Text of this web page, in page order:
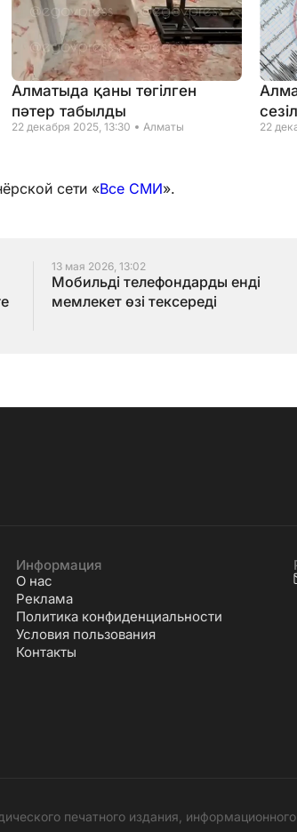
Алматыда қаны төгілген
пәтер табылды
22 декабря 2025, 13:30 Алматы 22
сети «Все СМИ».
13 мая 2026, 13:02
Мобильді телефондарды енді
мемлекет өзі тексереді
Информация
О нас
Реклама
Политика конфиденциальности
Условия пользования
Контакты
печатного издания,